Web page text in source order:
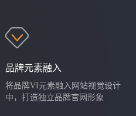
品牌元素融入
将品牌VI元素融入网站视觉设计
中，打造独立品牌官网形象